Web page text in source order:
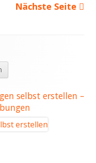
Nächste Seite
selbst erstellen –